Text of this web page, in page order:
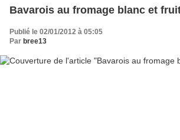
Bavarois au fromage blanc et
Publié le 02/01/2012 à 05:05
Par bree13